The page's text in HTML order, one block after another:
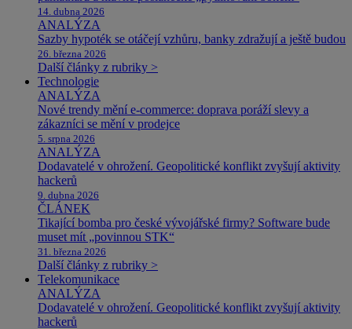
14. dubna 2026
ANALÝZA
Sazby hypoték se otáčejí vzhůru, banky zdražují a ještě budou
26. března 2026
Další články z rubriky >
Technologie
ANALÝZA
Nové trendy mění e-commerce: doprava poráží slevy a
zákazníci se mění v prodejce
5. srpna 2026
ANALÝZA
Dodavatelé v ohrožení. Geopolitické konflikt zvyšují aktivity
hackerů
9. dubna 2026
ČLÁNEK
Tikající bomba pro české vývojářské firmy? Software bude
muset mít „povinnou STK“
31. března 2026
Další články z rubriky >
Telekomunikace
ANALÝZA
Dodavatelé v ohrožení. Geopolitické konflikt zvyšují aktivity
hackerů